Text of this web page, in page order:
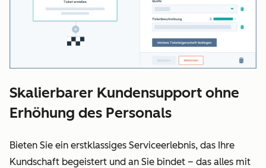
Skalierbarer Kundensupport ohne
Erhöhung des Personals
Bieten Sie ein erstklassiges Serviceerlebnis, das Ihre
Kundschaft begeistert und an Sie bindet – das alles mit